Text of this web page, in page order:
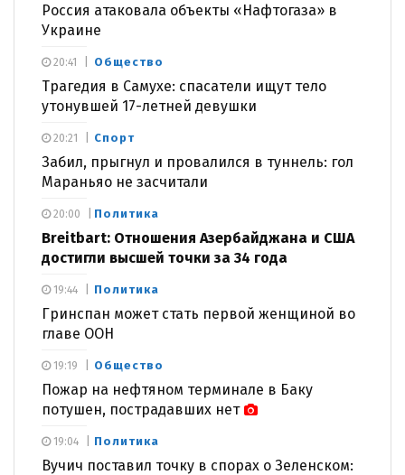
Россия атаковала объекты «Нафтогаза» в
Украине
Общество
Трагедия в Самухе: спасатели ищут тело
утонувшей 17-летней девушки
20:41
Спорт
Забил, прыгнул и провалился в туннель: гол
Мараньяо не засчитали
20:21
Политика
Breitbart: Отношения Азербайджана и США
достигли высшей точки за 34 года
20:00
Политика
Гринспан может стать первой женщиной во
главе ООН
19:44
Общество
Пожар на нефтяном терминале в Баку
потушен, пострадавших нет
19:19
Политика
Вучич поставил точку в спорах о Зеленском:
19:04